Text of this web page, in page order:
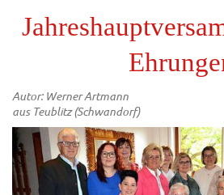
Autor: Werner Artmann
aus Teublitz (Schwandorf)